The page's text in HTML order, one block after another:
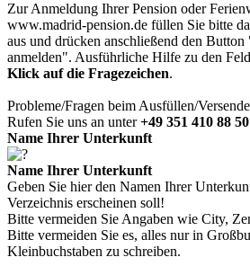
Zur Anmeldung Ihrer Pension oder
www.madrid-pension.de füllen Sie bitte
aus und drücken anschließend den Button
anmelden". Ausführliche Hilfe zu den
Klick auf die Fragezeichen.
Probleme/Fragen beim Ausfüllen/
Rufen Sie uns an unter+49 351 410 88 50
Name Ihrer Unterkunft
Name Ihrer Unterkunft
Geben Sie hier den Namen Ihrer
Verzeichnis erscheinen soll!
Bitte vermeiden Sie Angaben wie City,
Bitte vermeiden Sie es, alles nur in
Kleinbuchstaben zu schreiben.